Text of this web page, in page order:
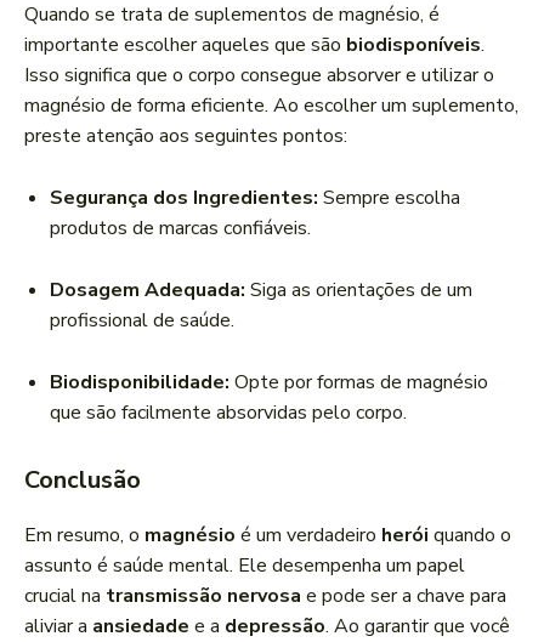
Quando se trata de suplementos de magnésio, é
importante escolher aqueles que são biodisponíveis.
Isso significa que o corpo consegue absorver e utilizar o
magnésio de forma eficiente. Ao escolher um suplemento,
preste atenção aos seguintes pontos:
Segurança dos Ingredientes: Sempre escolha
produtos de marcas confiáveis.
Dosagem Adequada: Siga as orientações de um
profissional de saúde.
Biodisponibilidade: Opte por formas de magnésio
que são facilmente absorvidas pelo corpo.
Conclusão
Em resumo, o magnésio é um verdadeiro herói quando o
assunto é saúde mental. Ele desempenha um papel
crucial na transmissão nervosa e pode ser a chave para
aliviar a ansiedade e a depressão. Ao garantir que você